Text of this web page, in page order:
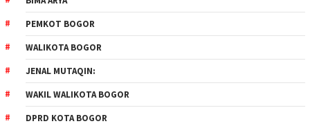
PEMKOT BOGOR
WALIKOTA BOGOR
JENAL MUTAQIN:
WAKIL WALIKOTA BOGOR
DPRD KOTA BOGOR